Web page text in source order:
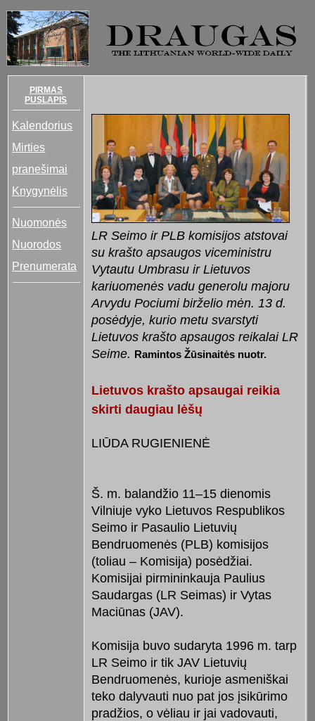
PIRMAS
PUSLAPIS
Kalendorius
Mirties
pranešimai
Knygynėlis
Nuomonės
Nuorodos
Prenumerata
LR Seimo ir PLB komisijos atstovai
su krašto apsaugos viceministru
Vytautu Umbrasu ir Lietuvos
kariuomenės vadu generolu majoru
Arvydu Pociumi birželio mėn. 13 d.
posėdyje, kurio metu svarstyti
Lietuvos krašto apsaugos reikalai LR
Seime. Ramintos Žūsinaitės nuotr.
Lietuvos krašto apsaugai reikia
skirti daugiau lėšų
LIŪDA RUGIENIENĖ
Š. m. balandžio 11–15 dienomis
Vilniuje vyko Lietuvos Respublikos
Seimo ir Pasaulio Lietuvių
Bendruomenės (PLB) komisijos
(toliau – Komisija) posėdžiai.
Komisijai pirmininkauja Paulius
Saudargas (LR Seimas) ir Vytas
Maciūnas (JAV).
Komisija buvo sudaryta 1996 m. tarp
LR Seimo ir tik JAV Lietuvių
Bendruomenės, kurioje asmeniškai
teko dalyvauti nuo pat jos įsikūrimo
pradžios, o vėliau ir jai vadovauti,